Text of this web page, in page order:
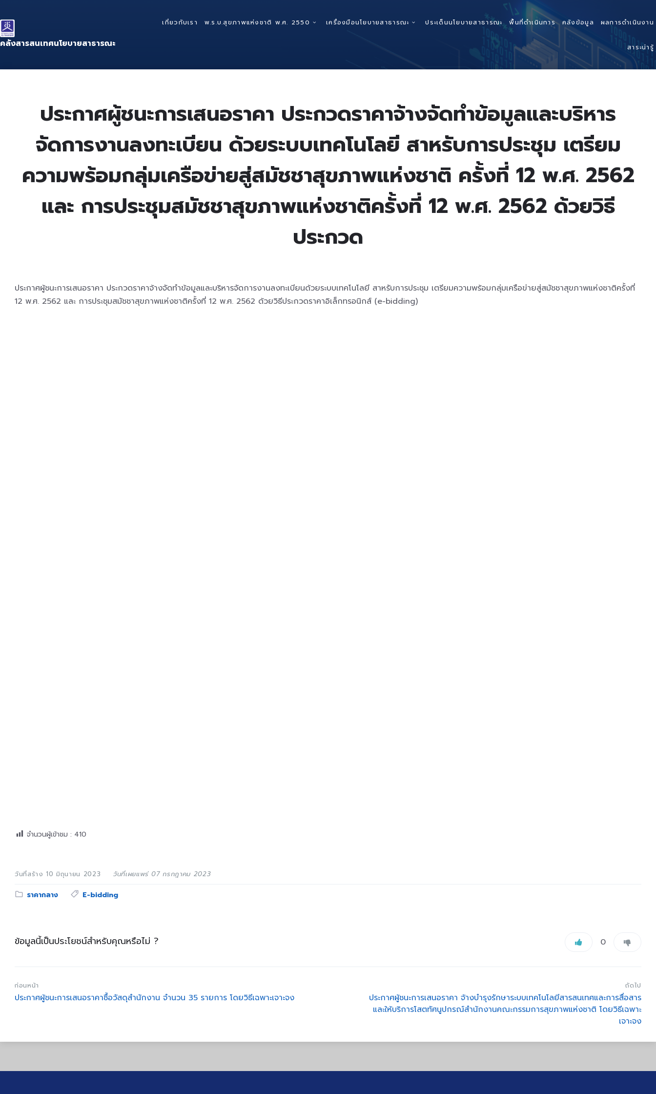
to
content
to
main
navigation
to
footer
คลังสารสนเทศนโยบายสาธารณะ
เกี่ยวกับเรา พ.ร.บ.สุขภาพแห่งชาติ พ.ศ. 2550 เครื่องมือนโยบายสาธารณะ ประเด็นนโยบายสาธารณะ พื้นที่ดำเนินการ คลังข้อมูล ผลการดำเนินงาน
สาระน่ารู้
ประกาศผู้ชนะการเสนอราคา ประกวดราคาจ้างจัดทำข้อมูลและบริหาร
จัดการงานลงทะเบียน ด้วยระบบเทคโนโลยี สาหรับการประชุม เตรียม
ความพร้อมกลุ่มเครือข่ายสู่สมัชชาสุขภาพแห่งชาติ ครั้งที่ 12 พ.ศ. 2562
และ การประชุมสมัชชาสุขภาพแห่งชาติครั้งที่ 12 พ.ศ. 2562 ด้วยวิธี
ประกวด
ประกาศผู้ชนะการเสนอราคา ประกวดราคาจ้างจัดทำข้อมูลและบริหารจัดการงานลงทะเบียนด้วยระบบเทคโนโลยี สาหรับการประชุม เตรียมความพร้อมกลุ่มเครือข่ายสู่สมัชชาสุขภาพแห่งชาติครั้งที่
12 พ.ศ. 2562 และ การประชุมสมัชชาสุขภาพแห่งชาติครั้งที่ 12 พ.ศ. 2562 ด้วยวิธีประกวดราคาอิเล็กทรอนิกส์ (e-bidding)
จำนวนผู้เข้าชม : 410
วันที่สร้าง 10 มิถุนายน 2023 วันที่เผยแพร่ 07 กรกฎาคม 2023
Category:
ราคากลาง Tags:
E-bidding
ข้อมูลนี้เป็นประโยชน์สำหรับคุณหรือไม่ ? 0
ถัดไป
ประกาศผู้ชนะการเสนอราคา จ้างบำรุงรักษาระบบเทคโนโลยีสารสนเทศและการสื่อสาร
และให้บริการโสตทัศนูปกรณ์สำนักงานคณะกรรมการสุขภาพแห่งชาติ โดยวิธีเฉพาะ
เจาะจง
ก่อนหน้า
ประกาศผู้ชนะการเสนอราคาซื้อวัสดุสำนักงาน จำนวน 35 รายการ โดยวิธีเฉพาะเจาะจง